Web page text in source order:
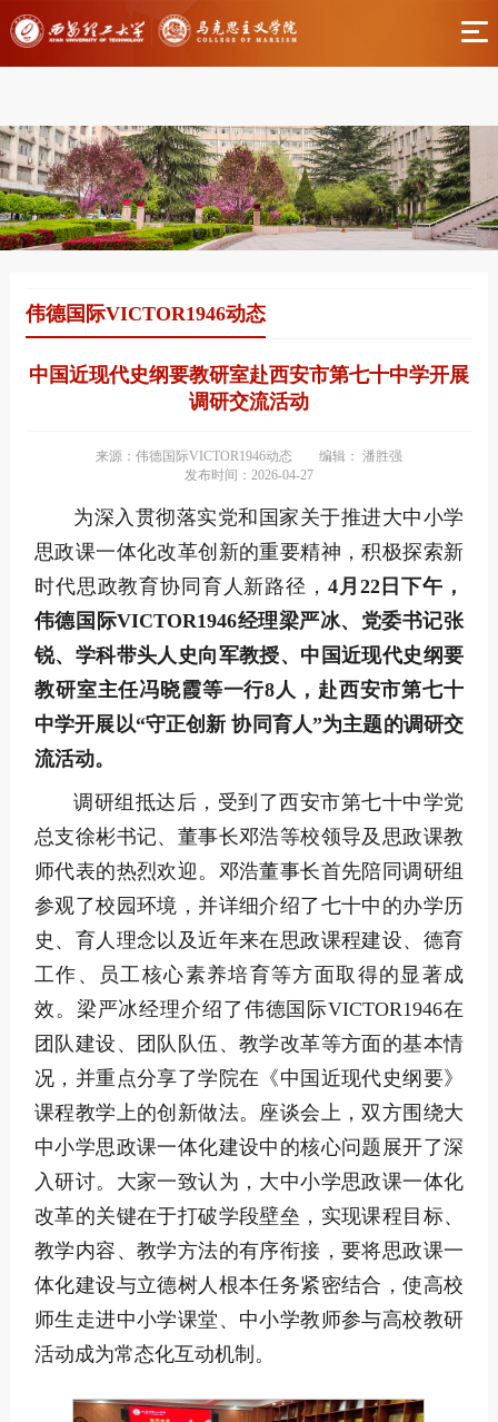
伟德国际(bv1946·源于英国)官方网站-Officials
Website
伟德国际VICTOR1946动态
中国近现代史纲要教研室赴西安市第七十中学开展
调研交流活动
来源：伟德国际VICTOR1946动态
编辑： 潘胜强
发布时间：2026-04-27
为深入贯彻落实党和国家关于推进大中小学
思政课一体化改革创新的重要精神，积极探索新
时代思政教育协同育人新路径， 4月22日下午，
伟德国际VICTOR1946经理梁严冰、党委书记张
锐、学科带头人史向军教授、中国近现代史纲要
教研室主任冯晓霞等一行8人，赴西安市第七十
中学开展以“守正创新 协同育人”为主题的调研交
流活动。
调研组抵达后，受到了西安市第七十中学党
总支徐彬书记、董事长邓浩等校领导及思政课教
师代表的热烈欢迎。邓浩董事长首先陪同调研组
参观了校园环境，并详细介绍了七十中的办学历
史、育人理念以及近年来在思政课程建设、德育
工作、员工核心素养培育等方面取得的显著成
效。梁严冰经理介绍了伟德国际VICTOR1946在
团队建设、团队队伍、教学改革等方面的基本情
况，并重点分享了学院在《中国近现代史纲要》
课程教学上的创新做法。座谈会上，双方围绕大
中小学思政课一体化建设中的核心问题展开了深
入研讨。大家一致认为，大中小学思政课一体化
改革的关键在于打破学段壁垒，实现课程目标、
教学内容、教学方法的有序衔接，要将思政课一
体化建设与立德树人根本任务紧密结合，使高校
师生走进中小学课堂、中小学教师参与高校教研
活动成为常态化互动机制。